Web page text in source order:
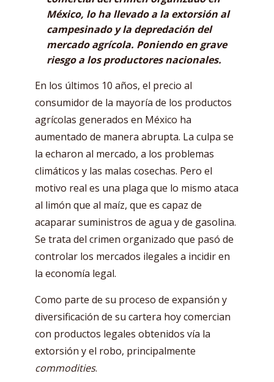
México, lo ha llevado a la extorsión al
campesinado y la depredación del
mercado agrícola. Poniendo en grave
riesgo a los productores nacionales.
En los últimos 10 años, el precio al
consumidor de la mayoría de los productos
agrícolas generados en México ha
aumentado de manera abrupta. La culpa se
la echaron al mercado, a los problemas
climáticos y las malas cosechas. Pero el
motivo real es una plaga que lo mismo ataca
al limón que al maíz, que es capaz de
acaparar suministros de agua y de gasolina.
Se trata del crimen organizado que pasó de
controlar los mercados ilegales a incidir en
la economía legal.
Como parte de su proceso de expansión y
diversificación de su cartera hoy comercian
con productos legales obtenidos vía la
extorsión y el robo, principalmente
commodities.